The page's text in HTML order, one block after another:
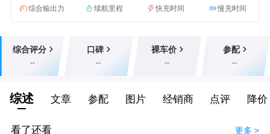
综合输出力 续航里程 快充时间 慢充时间
综合评分
--
口碑
--
裸车价
--
参配
--
综述 文章 参配 图片 经销商 点评 降价
看了还看 更多 >